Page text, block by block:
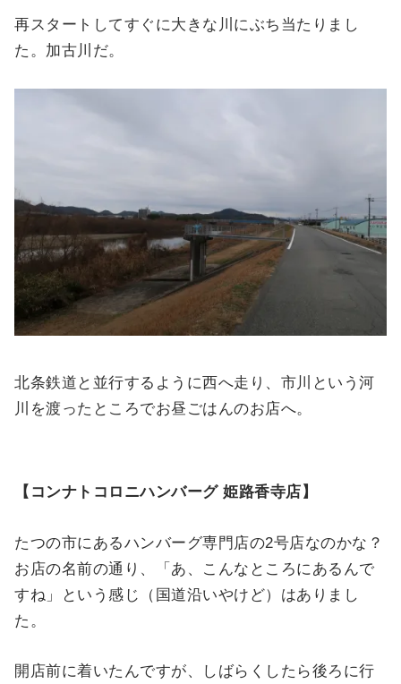
再スタートしてすぐに大きな川にぶち当たりまし
た。加古川だ。
北条鉄道と並行するように西へ走り、市川という河
川を渡ったところでお昼ごはんのお店へ。
【コンナトコロニハンバーグ 姫路香寺店】
たつの市にあるハンバーグ専門店の2号店なのかな？
お店の名前の通り、「あ、こんなところにあるんで
すね」という感じ（国道沿いやけど）はありまし
た。
開店前に着いたんですが、しばらくしたら後ろに行